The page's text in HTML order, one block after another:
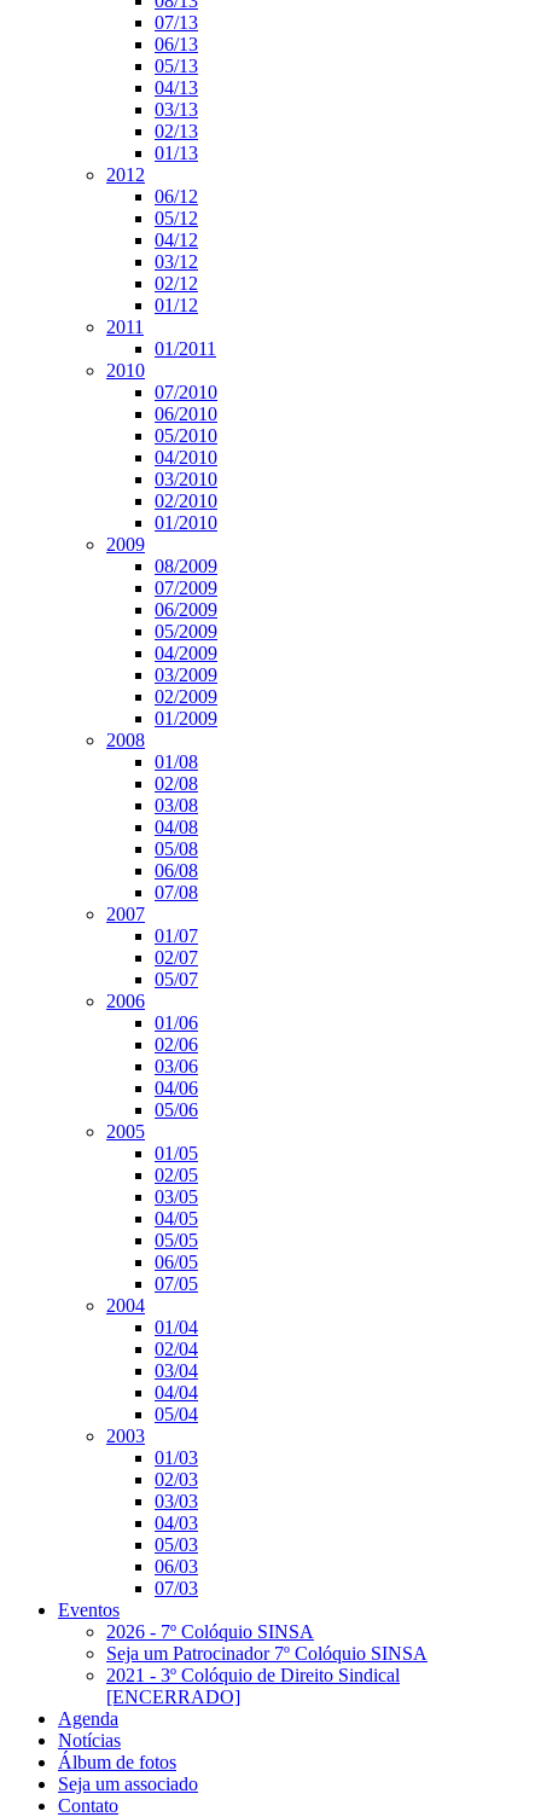
07/13
06/13
05/13
04/13
03/13
02/13
01/13
2012
06/12
05/12
04/12
03/12
02/12
01/12
2011
01/2011
2010
07/2010
06/2010
05/2010
04/2010
03/2010
02/2010
01/2010
2009
08/2009
07/2009
06/2009
05/2009
04/2009
03/2009
02/2009
01/2009
2008
01/08
02/08
03/08
04/08
05/08
06/08
07/08
2007
01/07
02/07
05/07
2006
01/06
02/06
03/06
04/06
05/06
2005
01/05
02/05
03/05
04/05
05/05
06/05
07/05
2004
01/04
02/04
03/04
04/04
05/04
2003
01/03
02/03
03/03
04/03
05/03
06/03
07/03
Eventos
2026 - 7º Colóquio SINSA
Seja um Patrocinador 7º Colóquio SINSA
2021 - 3º Colóquio de Direito Sindical
[ENCERRADO]
Agenda
Notícias
Álbum de fotos
Seja um associado
Contato